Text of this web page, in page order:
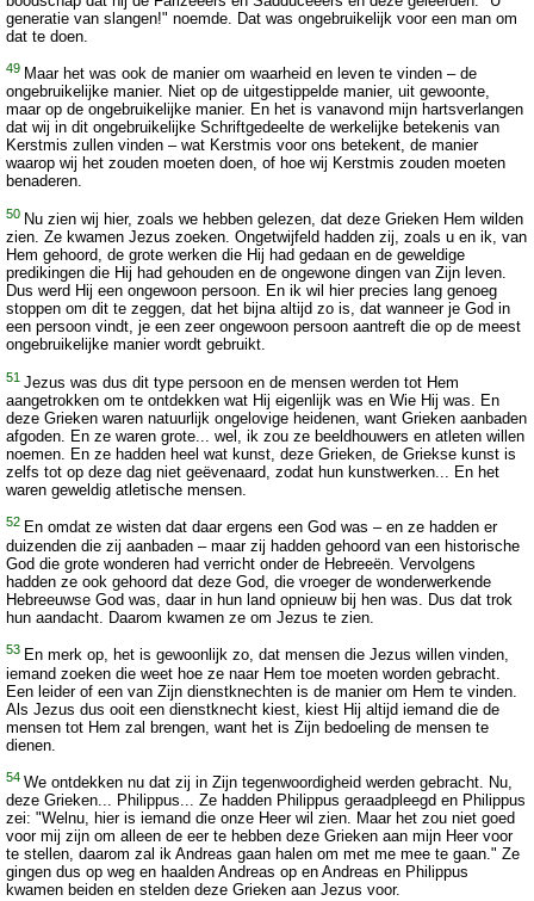
generatie van slangen!" noemde. Dat was ongebruikelijk voor een man om
dat te doen.
49 Maar het was ook de manier om waarheid en leven te vinden – de
ongebruikelijke manier. Niet op de uitgestippelde manier, uit gewoonte,
maar op de ongebruikelijke manier. En het is vanavond mijn hartsverlangen
dat wij in dit ongebruikelijke Schriftgedeelte de werkelijke betekenis van
Kerstmis zullen vinden – wat Kerstmis voor ons betekent, de manier
waarop wij het zouden moeten doen, of hoe wij Kerstmis zouden moeten
benaderen.
50 Nu zien wij hier, zoals we hebben gelezen, dat deze Grieken Hem wilden
zien. Ze kwamen Jezus zoeken. Ongetwijfeld hadden zij, zoals u en ik, van
Hem gehoord, de grote werken die Hij had gedaan en de geweldige
predikingen die Hij had gehouden en de ongewone dingen van Zijn leven.
Dus werd Hij een ongewoon persoon. En ik wil hier precies lang genoeg
stoppen om dit te zeggen, dat het bijna altijd zo is, dat wanneer je God in
een persoon vindt, je een zeer ongewoon persoon aantreft die op de meest
ongebruikelijke manier wordt gebruikt.
51 Jezus was dus dit type persoon en de mensen werden tot Hem
aangetrokken om te ontdekken wat Hij eigenlijk was en Wie Hij was. En
deze Grieken waren natuurlijk ongelovige heidenen, want Grieken aanbaden
afgoden. En ze waren grote... wel, ik zou ze beeldhouwers en atleten willen
noemen. En ze hadden heel wat kunst, deze Grieken, de Griekse kunst is
zelfs tot op deze dag niet geëvenaard, zodat hun kunstwerken... En het
waren geweldig atletische mensen.
52 En omdat ze wisten dat daar ergens een God was – en ze hadden er
duizenden die zij aanbaden – maar zij hadden gehoord van een historische
God die grote wonderen had verricht onder de Hebreeën. Vervolgens
hadden ze ook gehoord dat deze God, die vroeger de wonderwerkende
Hebreeuwse God was, daar in hun land opnieuw bij hen was. Dus dat trok
hun aandacht. Daarom kwamen ze om Jezus te zien.
53 En merk op, het is gewoonlijk zo, dat mensen die Jezus willen vinden,
iemand zoeken die weet hoe ze naar Hem toe moeten worden gebracht.
Een leider of een van Zijn dienstknechten is de manier om Hem te vinden.
Als Jezus dus ooit een dienstknecht kiest, kiest Hij altijd iemand die de
mensen tot Hem zal brengen, want het is Zijn bedoeling de mensen te
dienen.
54 We ontdekken nu dat zij in Zijn tegenwoordigheid werden gebracht. Nu,
deze Grieken... Philippus... Ze hadden Philippus geraadpleegd en Philippus
zei: "Welnu, hier is iemand die onze Heer wil zien. Maar het zou niet goed
voor mij zijn om alleen de eer te hebben deze Grieken aan mijn Heer voor
te stellen, daarom zal ik Andreas gaan halen om met me mee te gaan." Ze
gingen dus op weg en haalden Andreas op en Andreas en Philippus
kwamen beiden en stelden deze Grieken aan Jezus voor.